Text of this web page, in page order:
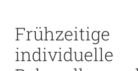
Frühzeitige
individuelle